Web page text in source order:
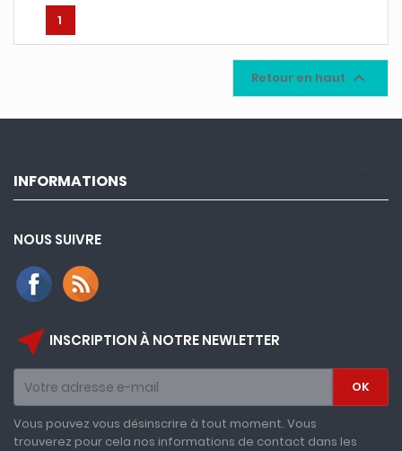
1
Retour en haut 
INFORMATIONS
NOUS SUIVRE
near_me INSCRIPTION À NOTRE NEWLETTER
Vous pouvez vous désinscrire à tout moment. Vous
trouverez pour cela nos informations de contact dans les